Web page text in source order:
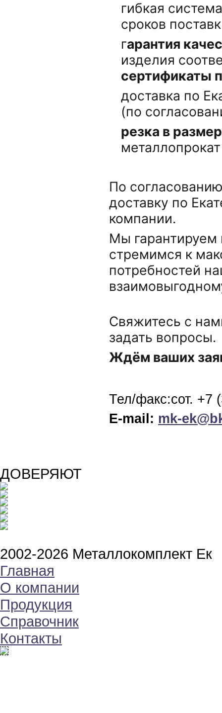
гибкая
сроков
гарантия
изделия
сертификаты
доставка по
(по
резка в размер
По
доставку по
компании.
Мы
стремимся к
потребностей
Свяжитесь с
задать вопросы.
Ждём ваших
Тел/факс:сот. +7
E-mail: mk-
ДОВЕРЯЮТ
2002-2026 Металлокомплект Ек
Главная
О компании
Продукция
Справочник
Контакты